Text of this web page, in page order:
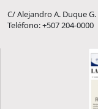
C/ Alejandro A. Duque
Teléfono: +507 204-0000